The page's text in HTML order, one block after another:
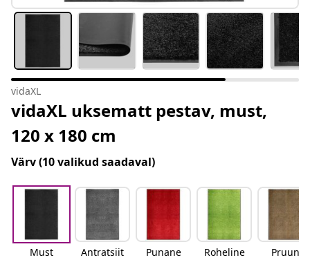
vidaXL
vidaXL uksematt pestav, must,
120 x 180 cm
Värv(10 valikud saadaval)
Must Antratsiit Punane Roheline Pruun